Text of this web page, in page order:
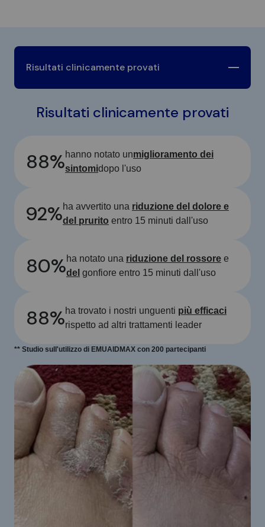
Risultati clinicamente provati
Risultati clinicamente provati
88%hanno notato unmiglioramento dei
sintomidopo l'uso
92%ha avvertito una riduzione del dolore e
del prurito entro 15 minuti dall'uso
80%ha notato una riduzione del rossore e
del gonfiore entro 15 minuti dall'uso
88%ha trovato i nostri unguenti più efficaci
rispetto ad altri trattamenti leader
** Studio sull'utilizzo di EMUAIDMAX con 200 partecipanti